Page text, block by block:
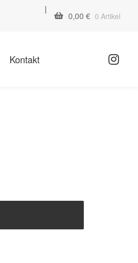
|
0,00 € 0 Artikel
Kontakt